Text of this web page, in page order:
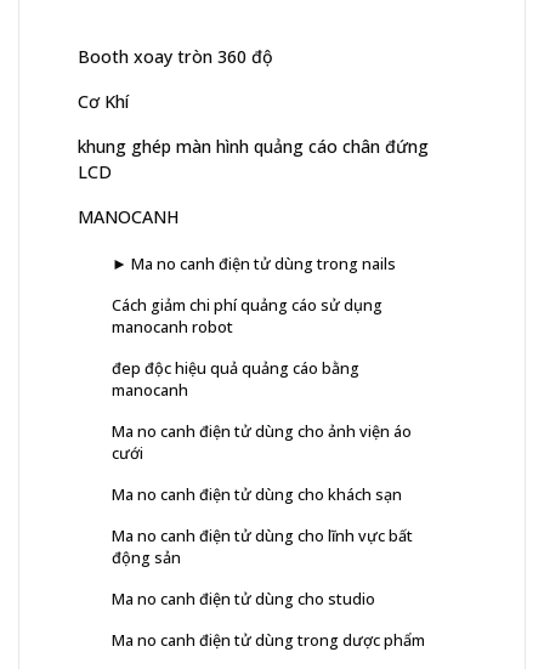
Booth xoay tròn 360 độ
Cơ Khí
khung ghép màn hình quảng cáo chân đứng
LCD
MANOCANH
► Ma no canh điện tử dùng trong nails
Cách giảm chi phí quảng cáo sử dụng
manocanh robot
đep độc hiệu quả quảng cáo bằng
manocanh
Ma no canh điện tử dùng cho ảnh viện áo
cưới
Ma no canh điện tử dùng cho khách sạn
Ma no canh điện tử dùng cho lĩnh vực bất
động sản
Ma no canh điện tử dùng cho studio
Ma no canh điện tử dùng trong dược phẩm